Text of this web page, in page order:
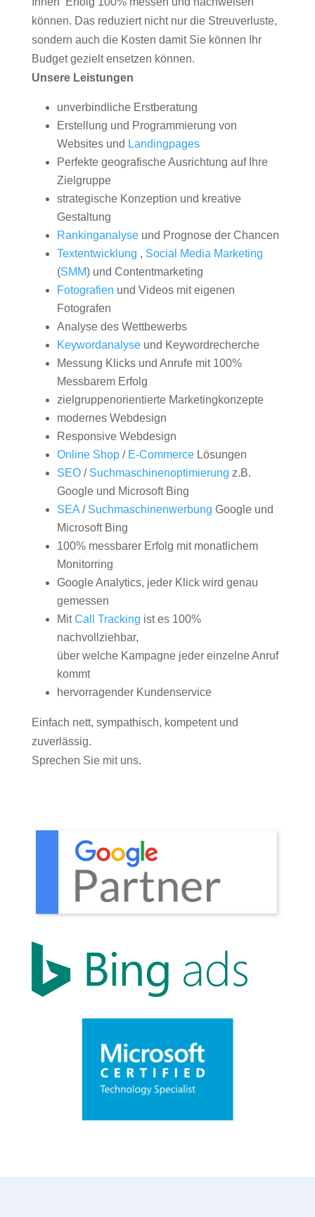
können. Das reduziert nicht nur die Streuverluste,
sondern auch die Kosten damit Sie können Ihr
Budget gezielt ensetzen können.
Unsere Leistungen
unverbindliche Erstberatung
Erstellung und Programmierung von
Websites und Landingpages
Perfekte geografische Ausrichtung auf Ihre
Zielgruppe
strategische Konzeption und kreative
Gestaltung
Rankinganalyseund Prognose der Chancen
Textentwicklung , Social Media Marketing
(SMM) und Contentmarketing
Fotografien und Videos mit eigenen
Fotografen
Analyse des Wettbewerbs
Keywordanalyseund Keywordrecherche
Messung Klicks und Anrufe mit 100%
Messbarem Erfolg
zielgruppenorientierte Marketingkonzepte
modernes Webdesign
Responsive Webdesign
Online Shop/ E-CommerceLösungen
SEO/ Suchmaschinenoptimierung z.B.
Google und Microsoft Bing
SEA/ Suchmaschinenwerbung Google und
Microsoft Bing
100% messbarer Erfolg mit monatlichem
Monitorring
Google Analytics, jeder Klick wird genau
gemessen
MitCall Tracking ist es 100%
nachvollziehbar,
über welche Kampagne jeder einzelne Anruf
kommt
hervorragender Kundenservice
Einfach nett, sympathisch, kompetent und
zuverlässig.
Sprechen Sie mit uns.